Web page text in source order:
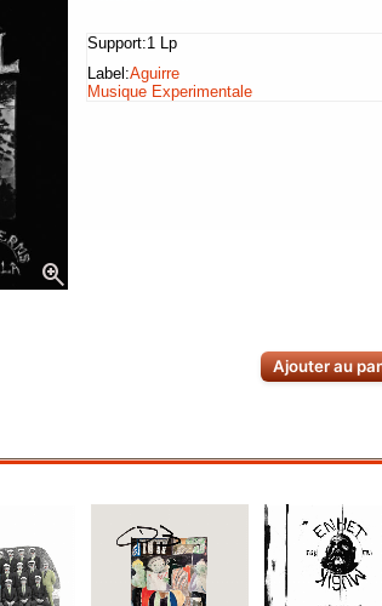
zoom_in
Support:1 Lp
Label:Aguirre
Musique Experimentale
Ajouter au